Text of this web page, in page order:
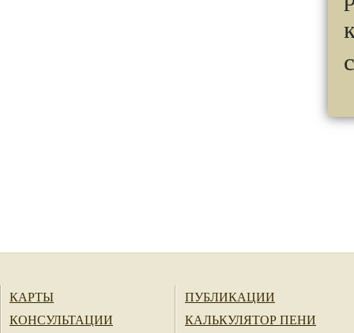
КАРТЫ
КОНСУЛЬТАЦИИ
ПУБЛИКАЦИИ
КАЛЬКУЛЯТОР ПЕНИ